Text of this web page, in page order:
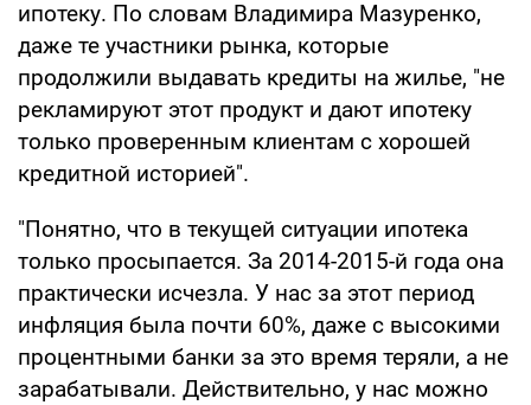
ипотеку. По словам Владимира Мазуренко,
даже те участники рынка, которые
продолжили выдавать кредиты на жилье, "не
рекламируют этот продукт и дают ипотеку
только проверенным клиентам с хорошей
кредитной историей".
"Понятно, что в текущей ситуации ипотека
только просыпается. За 2014-2015-й года она
практически исчезла. У нас за этот период
инфляция была почти 60%, даже с высокими
процентными банки за это время теряли, а не
зарабатывали. Действительно, у нас можно